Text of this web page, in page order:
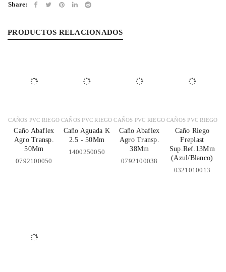
Share:
PRODUCTOS RELACIONADOS
CAÑOS PVC RIEGO
Caño Abaflex
Agro Transp.
50Mm
0792100050
CAÑOS PVC RIEGO
Caño Aguada K
2.5 - 50Mm
1400250050
CAÑOS PVC RIEGO
Caño Abaflex
Agro Transp.
38Mm
0792100038
CAÑOS PVC RIEGO
Caño Riego
Freplast
Sup.Ref.13Mm
(Azul/Blanco)
0321010013